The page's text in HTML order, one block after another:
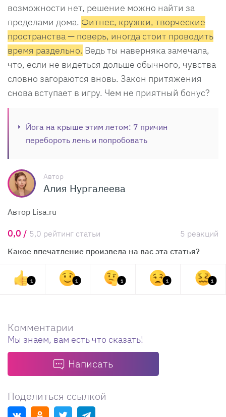
возможности нет, решение можно найти за
пределами дома. Фитнес, кружки, творческие
пространства — поверь, иногда стоит проводить
время раздельно. Ведь ты наверняка замечала,
что, если не видеться дольше обычного, чувства
словно загораются вновь. Закон притяжения
снова вступает в игру. Чем не приятный бонус?
Йога на крыше этим летом: 7 причин
перебороть лень и попробовать
Автор
Алия Нургалеева
Автор Lisa.ru
0,0 / 5,0 рейтинг статьи
5 реакций
Какое впечатление произвела на вас эта статья?
1 1 1 1 1
Комментарии
Мы знаем, вам есть что сказать!
Написать
Поделиться ссылкой